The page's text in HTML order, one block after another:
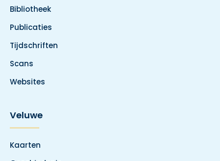
Bibliotheek
Publicaties
Tijdschriften
Scans
Websites
Veluwe
Kaarten